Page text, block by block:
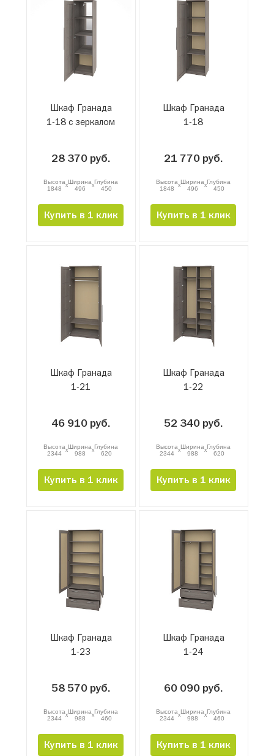
Шкаф Гранада
1-18 с зеркалом
28 370 руб.
Высота
1848
xШирина
496
xГлубина
450
Купить в 1 клик
Шкаф Гранада
1-18
21 770 руб.
Высота
1848
xШирина
496
xГлубина
450
Купить в 1 клик
Шкаф Гранада
1-21
46 910 руб.
Высота
2344
xШирина
988
xГлубина
620
Купить в 1 клик
Шкаф Гранада
1-22
52 340 руб.
Высота
2344
xШирина
988
xГлубина
620
Купить в 1 клик
Шкаф Гранада
1-23
58 570 руб.
Высота
2344
xШирина
988
xГлубина
460
Купить в 1 клик
Шкаф Гранада
1-24
60 090 руб.
Высота
2344
xШирина
988
xГлубина
460
Купить в 1 клик